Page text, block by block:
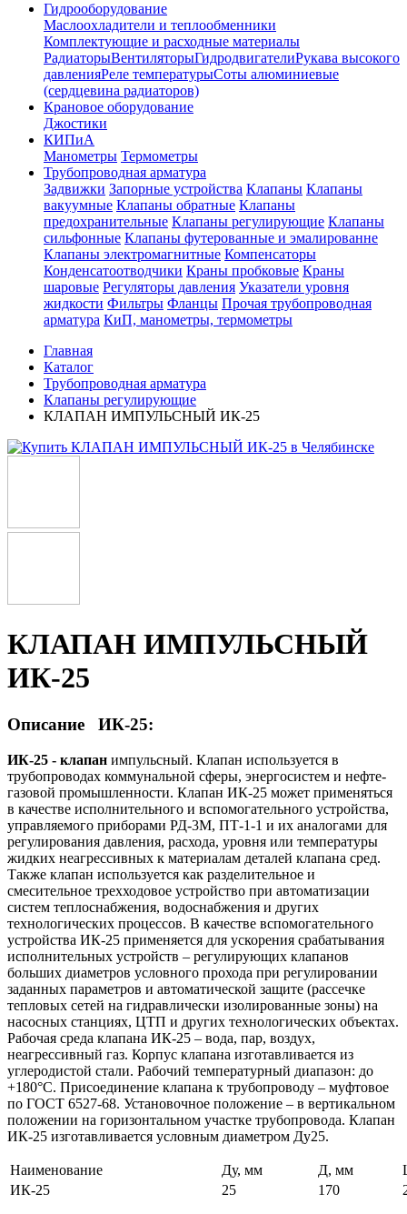
Гидрооборудование
Маслоохладители и теплообменники
Комплектующие и расходные материалы
РадиаторыВентиляторыГидродвигателиРукава высокого
давленияРеле температурыСоты алюминиевые
(сердцевина радиаторов)
Крановое оборудование
Джостики
КИПиА
Манометры Термометры
Трубопроводная арматура
Задвижки Запорные устройства Клапаны Клапаны
вакуумные Клапаны обратные Клапаны
предохранительные Клапаны регулирующие Клапаны
сильфонные Клапаны футерованные и эмалированне
Клапаны электромагнитные Компенсаторы
Конденсатоотводчики Краны пробковые Краны
шаровые Регуляторы давления Указатели уровня
жидкости Фильтры Фланцы Прочая трубопроводная
арматура КиП, манометры, термометры
Главная
Каталог
Трубопроводная арматура
Клапаны регулирующие
КЛАПАН ИМПУЛЬСНЫЙ ИК-25
КЛАПАН ИМПУЛЬСНЫЙ
ИК-25
Описание ИК-25:
ИК-25 - клапан импульсный. Клапан используется в
трубопроводах коммунальной сферы, энергосистем и нефте-
газовой промышленности. Клапан ИК-25 может применяться
в качестве исполнительного и вспомогательного устройства,
управляемого приборами РД-3М, ПТ-1-1 и их аналогами для
регулирования давления, расхода, уровня или температуры
жидких неагрессивных к материалам деталей клапана сред.
Также клапан используется как разделительное и
смесительное трехходовое устройство при автоматизации
систем теплоснабжения, водоснабжения и других
технологических процессов. В качестве вспомогательного
устройства ИК-25 применяется для ускорения срабатывания
исполнительных устройств – регулирующих клапанов
больших диаметров условного прохода при регулировании
заданных параметров и автоматической защите (рассечке
тепловых сетей на гидравлически изолированные зоны) на
насосных станциях, ЦТП и других технологических объектах.
Рабочая среда клапана ИК-25 – вода, пар, воздух,
неагрессивный газ. Корпус клапана изготавливается из
углеродистой стали. Рабочий температурный диапазон: до
+180°C. Присоединение клапана к трубопроводу – муфтовое
по ГОСТ 6527-68. Установочное положение – в вертикальном
положении на горизонтальном участке трубопровода. Клапан
ИК-25 изготавливается условным диаметром Ду25.
Наименование Ду, мм Д, мм
ИК-25
25 170